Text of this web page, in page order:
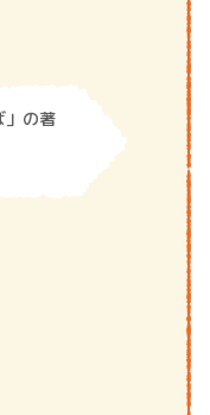
」の著